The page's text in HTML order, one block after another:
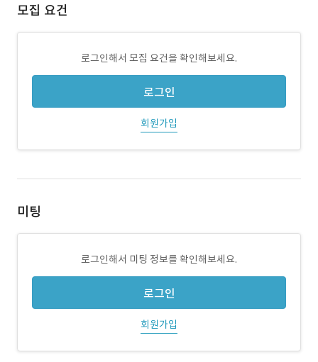
모집 요건
로그인해서 모집 요건을 확인해보세요.
로그인
회원가입
미팅
로그인해서 미팅 정보를 확인해보세요.
로그인
회원가입